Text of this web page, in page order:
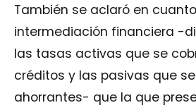
También se aclaró en
intermediación financiera -
las tasas activas que se
créditos y las pasivas que
ahorrantes- que la que